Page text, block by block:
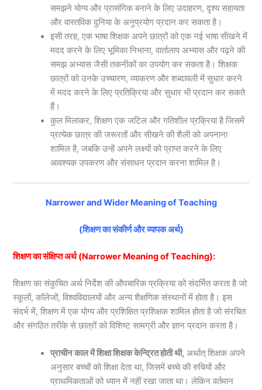
समझने योग्य और प्रासंगिक बनाने के लिए उदाहरण, दृश्य सहायता
और वास्तविक दुनिया के अनुप्रयोग प्रदान कर सकता है।
इसी तरह, एक भाषा शिक्षक अपने छात्रों को एक नई भाषा सीखने में
मदद करने के लिए भूमिका निभाना, वार्तालाप अभ्यास और पढ़ने की
समझ अभ्यास जैसी तकनीकों का उपयोग कर सकता है। शिक्षक
छात्रों को उनके उच्चारण, व्याकरण और शब्दावली में सुधार करने
में मदद करने के लिए प्रतिक्रिया और सुधार भी प्रदान कर सकते
हैं।
कुल मिलाकर, शिक्षण एक जटिल और गतिशील प्रक्रिया है जिसमें
प्रत्येक छात्र की जरूरतों और सीखने की शैली को अपनाना
शामिल है, जबकि उन्हें अपने लक्ष्यों को प्राप्त करने के लिए
आवश्यक उपकरण और संसाधन प्रदान करना शामिल है।
Narrower and Wider Meaning of Teaching
(शिक्षण का संकीर्ण और व्यापक अर्थ)
शिक्षण का संक्षिप्त अर्थ (Narrower Meaning of Teaching):
शिक्षण का संकुचित अर्थ निर्देश की औपचारिक प्रक्रिया को संदर्भित करता है जो
स्कूलों, कॉलेजों, विश्वविद्यालयों और अन्य शैक्षणिक संस्थानों में होता है। इस
संदर्भ में, शिक्षण में एक योग्य और प्रशिक्षित प्रशिक्षक शामिल होता है जो संरचित
और संगठित तरीके से छात्रों को विशिष्ट सामग्री और ज्ञान प्रदान करता है।
प्राचीन काल में शिक्षा शिक्षक केन्द्रित होती थी, अर्थात् शिक्षक अपने
अनुसार बच्चों को शिक्षा देता था, जिसमें बच्चे की रुचियों और
प्राथमिकताओं को ध्यान में नहीं रखा जाता था। लेकिन वर्तमान